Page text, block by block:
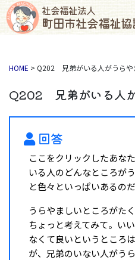
社会福祉法人
町田市社会福祉
コンテンツへスキップ
メインナビゲーシ
HOME > Q202 兄弟がいる人がうらや
Q202 兄弟がいる人
回答
ここをクリックしたあな
いる人のどんなところが
と色々といっぱいあるのだ
うらやましいところがた
ちょっと考えてみて。い
なくて良いというところ
が、兄弟のいない人がう